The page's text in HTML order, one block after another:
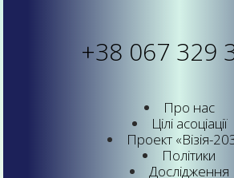
+38 067 329
Про нас
Цілі асоціації
Проект «Візія-
Політики
Дослідження